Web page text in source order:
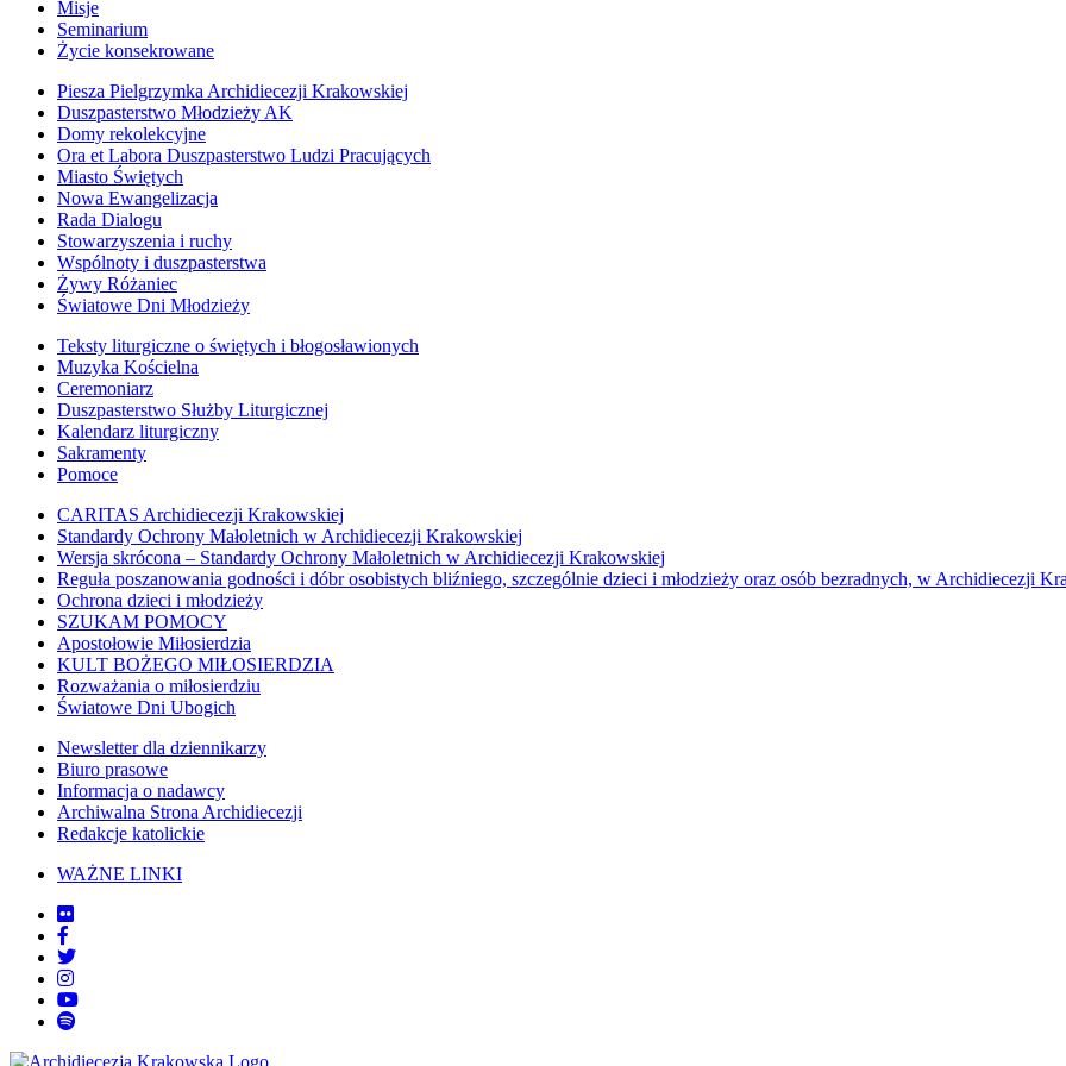
Misje
Seminarium
Życie konsekrowane
Piesza Pielgrzymka Archidiecezji Krakowskiej
Duszpasterstwo Młodzieży AK
Domy rekolekcyjne
Ora et Labora Duszpasterstwo Ludzi Pracujących
Miasto Świętych
Nowa Ewangelizacja
Rada Dialogu
Stowarzyszenia i ruchy
Wspólnoty i duszpasterstwa
Żywy Różaniec
Światowe Dni Młodzieży
Teksty liturgiczne o świętych i błogosławionych
Muzyka Kościelna
Ceremoniarz
Duszpasterstwo Służby Liturgicznej
Kalendarz liturgiczny
Sakramenty
Pomoce
CARITAS Archidiecezji Krakowskiej
Standardy Ochrony Małoletnich w Archidiecezji Krakowskiej
Wersja skrócona – Standardy Ochrony Małoletnich w Archidiecezji Krakowskiej
Reguła poszanowania godności i dóbr osobistych bliźniego, szczególnie dzieci i młodzieży oraz osób bezradnych, w Archidiecezji
Ochrona dzieci i młodzieży
SZUKAM POMOCY
Apostołowie Miłosierdzia
KULT BOŻEGO MIŁOSIERDZIA
Rozważania o miłosierdziu
Światowe Dni Ubogich
Newsletter dla dziennikarzy
Biuro prasowe
Informacja o nadawcy
Archiwalna Strona Archidiecezji
Redakcje katolickie
WAŻNE LINKI